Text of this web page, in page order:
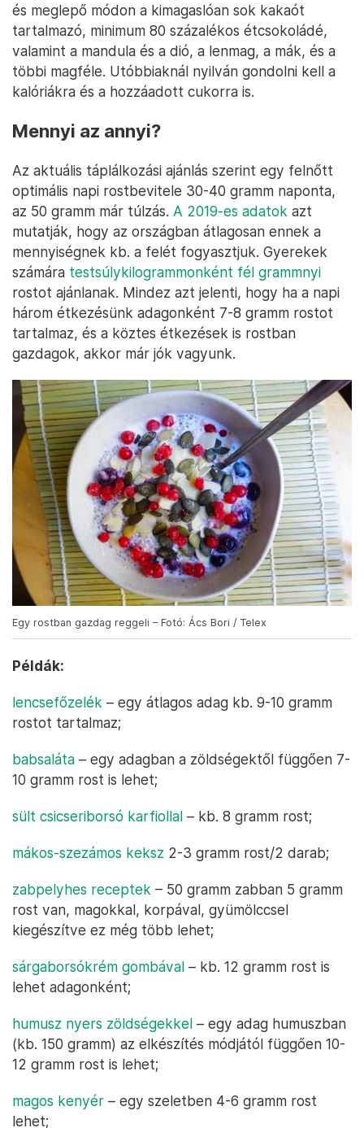
és meglepő módon a kimagaslóan sok kakaót
tartalmazó, minimum 80 százalékos étcsokoládé,
valamint a mandula és a dió, a lenmag, a mák, és a
többi magféle. Utóbbiaknál nyilván gondolni kell a
kalóriákra és a hozzáadott cukorra is.
Mennyi az annyi?
Az aktuális táplálkozási ajánlás szerint egy felnőtt
optimális napi rostbevitele 30-40 gramm naponta,
az 50 gramm már túlzás. A 2019-es adatok azt
mutatják, hogy az országban átlagosan ennek a
mennyiségnek kb. a felét fogyasztjuk. Gyerekek
számára testsúlykilogrammonként fél grammnyi
rostot ajánlanak. Mindez azt jelenti, hogy ha a napi
három étkezésünk adagonként 7-8 gramm rostot
tartalmaz, és a köztes étkezések is rostban
gazdagok, akkor már jók vagyunk.
Egy rostban gazdag reggeli – Fotó: Ács Bori / Telex
Példák:
lencsefőzelék – egy átlagos adag kb. 9-10 gramm
rostot tartalmaz;
babsaláta – egy adagban a zöldségektől függően 7-
10 gramm rost is lehet;
sült csicseriborsó karfiollal – kb. 8 gramm rost;
mákos-szezámos keksz 2-3 gramm rost/2 darab;
zabpelyhes receptek – 50 gramm zabban 5 gramm
rost van, magokkal, korpával, gyümölccsel
kiegészítve ez még több lehet;
sárgaborsókrém gombával – kb. 12 gramm rost is
lehet adagonként;
humusz nyers zöldségekkel – egy adag humuszban
(kb. 150 gramm) az elkészítés módjától függően 10-
12 gramm rost is lehet;
magos kenyér – egy szeletben 4-6 gramm rost
lehet;